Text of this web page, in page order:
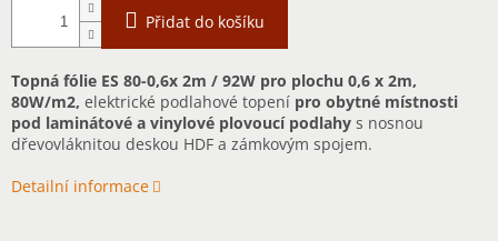
Přidat do košíku
Topná fólie ES 80-0,6x 2m / 92W pro plochu 0,6 x 2m,
80W/m2, elektrické podlahové topení pro obytné místnosti
pod laminátové a vinylové plovoucí podlahy s nosnou
dřevovláknitou deskou HDF a zámkovým spojem.
Detailní informace